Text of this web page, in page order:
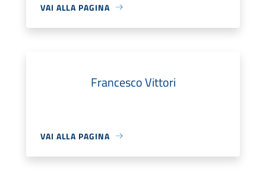
VAI ALLA PAGINA
Francesco Vittori
VAI ALLA PAGINA